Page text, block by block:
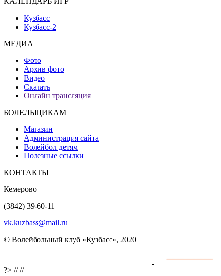
Кузбасс
Кузбасс-2
МЕДИА
Фото
Архив фото
Видео
Скачать
Онлайн трансляция
БОЛЕЛЬЩИКАМ
Магазин
Администрация сайта
Волейбол детям
Полезные ссылки
КОНТАКТЫ
Кемерово
(3842) 39-60-11
vk.kuzbass@mail.ru
© Волейбольный клуб «Кузбасс», 2020
?> ////